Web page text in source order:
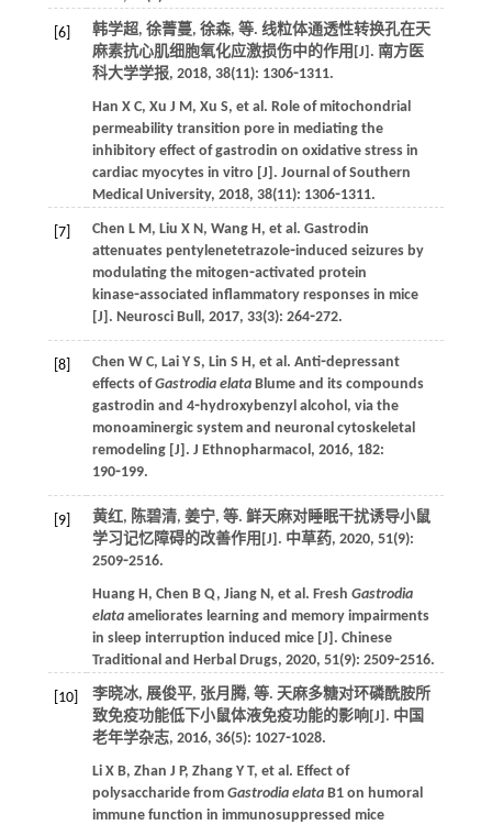
[6] 韩学超, 徐菁蔓, 徐森, 等. 线粒体通透性转换孔在天
麻素抗心肌细胞氧化应激损伤中的作用[J]. 南方医
科大学学报, 2018, 38(11): 1306⁃1311.
Han X C, Xu J M, Xu S, et al. Role of mitochondrial
permeability transition pore in mediating the
inhibitory effect of gastrodin on oxidative stress in
cardiac myocytes in vitro [J]. Journal of Southern
Medical University, 2018, 38(11): 1306⁃1311.
[7] Chen L M, Liu X N, Wang H, et al. Gastrodin
attenuates pentylenetetrazole⁃induced seizures by
modulating the mitogen⁃activated protein
kinase⁃associated inflammatory responses in mice
[J]. Neurosci Bull, 2017, 33(3): 264⁃272.
[8] Chen W C, Lai Y S, Lin S H, et al. Anti⁃depressant
effects ofGastrodia elataBlume and its compounds
gastrodin and 4⁃hydroxybenzyl alcohol, via the
monoaminergic system and neuronal cytoskeletal
remodeling [J]. J Ethnopharmacol, 2016, 182:
190⁃199.
[9] 黄红, 陈碧清, 姜宁, 等. 鲜天麻对睡眠干扰诱导小鼠
学习记忆障碍的改善作用[J]. 中草药, 2020, 51(9):
2509⁃2516.
Huang H, Chen B Q, Jiang N, et al. Fresh Gastrodia
elataameliorates learning and memory impairments
in sleep interruption induced mice [J]. Chinese
Traditional and Herbal Drugs, 2020, 51(9): 2509⁃2516.
[10] 李晓冰, 展俊平, 张月腾, 等. 天麻多糖对环磷酰胺所
致免疫功能低下小鼠体液免疫功能的影响[J]. 中国
老年学杂志, 2016, 36(5): 1027⁃1028.
Li X B, Zhan J P, Zhang Y T, et al. Effect of
polysaccharide from Gastrodia elataB1 on humoral
immune function in immunosuppressed mice